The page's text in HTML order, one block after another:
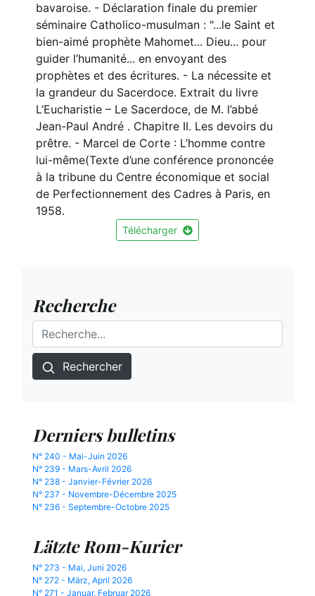
bavaroise. - Déclaration finale du premier
séminaire Catholico-musulman : "...le Saint et
bien-aimé prophète Mahomet... Dieu... pour
guider l’humanité... en envoyant des
prophètes et des écritures. - La nécessite et
la grandeur du Sacerdoce. Extrait du livre
L’Eucharistie – Le Sacerdoce, de M. l’abbé
Jean-Paul André . Chapitre II. Les devoirs du
prêtre. - Marcel de Corte : L’homme contre
lui-même(Texte d’une conférence prononcée
à la tribune du Centre économique et social
de Perfectionnement des Cadres à Paris, en
1958.
Télécharger
Recherche
Rechercher
Derniers bulletins
N° 240 - Mai-Juin 2026
N° 239 - Mars-Avril 2026
N° 238 - Janvier-Février 2026
N° 237 - Novembre-Décembre 2025
N° 236 - Septembre-Octobre 2025
Lätzte Rom-Kurier
N° 273 - Mai, Juni 2026
N° 272 - März, April 2026
N° 271 - Januar, Februar 2026